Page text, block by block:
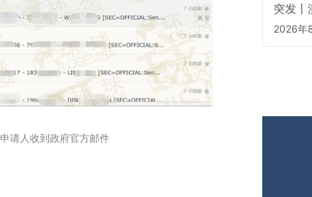
请人收到政府官方邮件
突发丨
2026年